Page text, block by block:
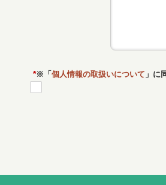
*※「個人情報の取扱いについて 」に